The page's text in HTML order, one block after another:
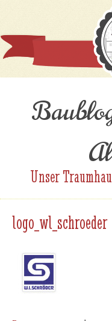
Unser
logo_wl_schroeder